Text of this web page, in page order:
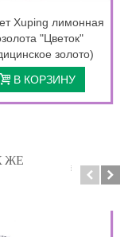
Xuping лимонная
"Цветок"
золото)
В КОРЗИНУ
ЖЕ